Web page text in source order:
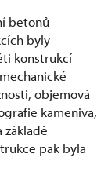
betonů
byly
konstrukcí
objemová
kameniva,
pak byla